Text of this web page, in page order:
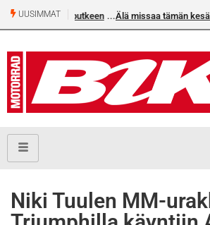
UUSIMMAT Älä missaa tämän kesän suurta
Niki Tuulen MM-